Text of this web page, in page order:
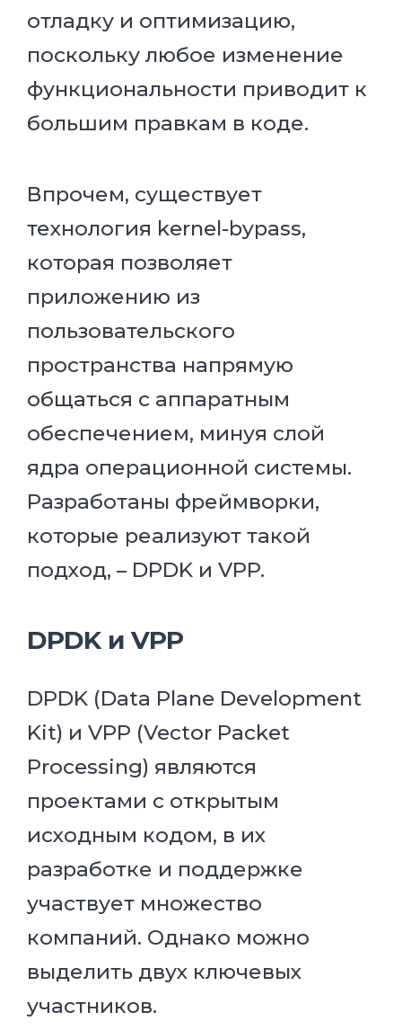
отладку и оптимизацию,
поскольку любое изменение
функциональности приводит к
большим правкам в коде.
Впрочем, существует
технология kernel-bypass,
которая позволяет
приложению из
пользовательского
пространства напрямую
общаться с аппаратным
обеспечением, минуя слой
ядра операционной системы.
Разработаны фреймворки,
которые реализуют такой
подход, – DPDK и VPP.
DPDK и VPP
DPDK (Data Plane Development
Kit) и VPP (Vector Packet
Processing) являются
проектами с открытым
исходным кодом, в их
разработке и поддержке
участвует множество
компаний. Однако можно
выделить двух ключевых
участников.